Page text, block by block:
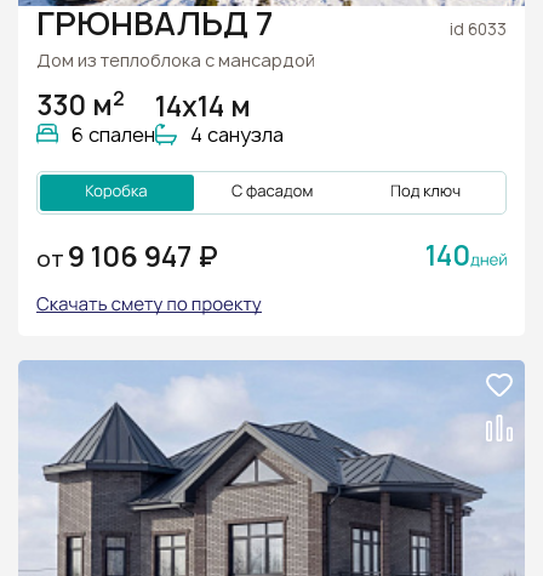
ГРЮНВАЛЬД 7 id 6033
Дом из теплоблока с мансардой
330 м2
6 спален
14х14 м
4 санузла
ОТ 9 106 947 ₽ 140